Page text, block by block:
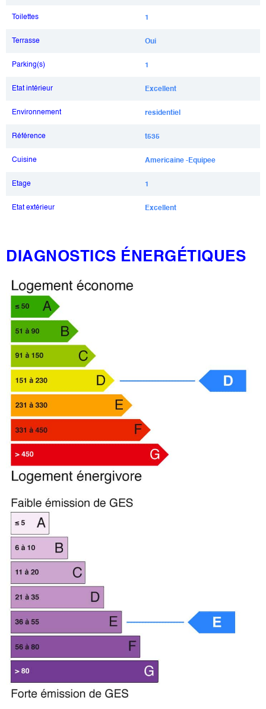
Toilettes 1
Terrasse Oui
Parking(s) 1
Etat intérieur Excellent
Environnement residentiel
Référence t535
Cuisine Americaine -Equipee
Etage 1
Etat extérieur Excellent
DIAGNOSTICS ÉNERGÉTIQUES